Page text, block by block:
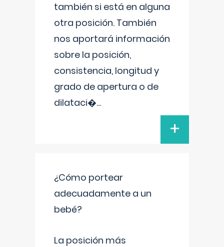
también si está en alguna
otra posición. También
nos aportará información
sobre la posición,
consistencia, longitud y
grado de apertura o de
dilataci�...
+
¿Cómo portear
adecuadamente a un
bebé?
La posición más